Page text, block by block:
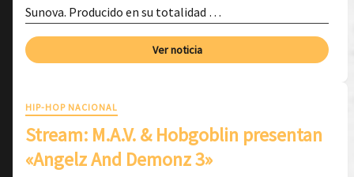
Sunova. Producido en su totalidad …
Ver noticia
HIP-HOP NACIONAL
Stream: M.A.V. & Hobgoblin presentan
«Angelz And Demonz 3»